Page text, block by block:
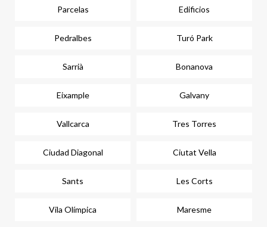
Parcelas Edificios
Pedralbes Turó Park
Sarrià Bonanova
Eixample Galvany
Vallcarca Tres Torres
Ciudad Diagonal Ciutat Vella
Sants Les Corts
Vila Olímpica Maresme